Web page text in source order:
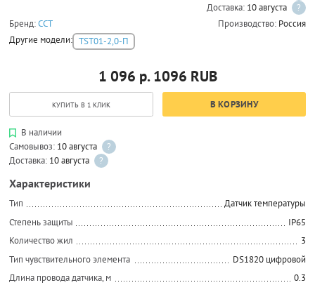
Доставка: 10 августа
?
Бренд:ССТ Производство: Россия
Другие модели: TST01-2,0-П
1 096 р. 1096 RUB
КУПИТЬ В 1 КЛИК В КОРЗИНУ
В наличии
Самовывоз: 10 августа
?
Доставка: 10 августа ?
Характеристики
Тип
Датчик температуры
Степень защиты
IP65
Количество жил
3
Тип чувствительного элемента
DS1820 цифровой
Длина провода датчика, м
0.3